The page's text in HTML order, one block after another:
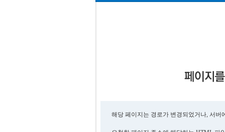
해당 페이지는 경로가 변경되었거나, 서